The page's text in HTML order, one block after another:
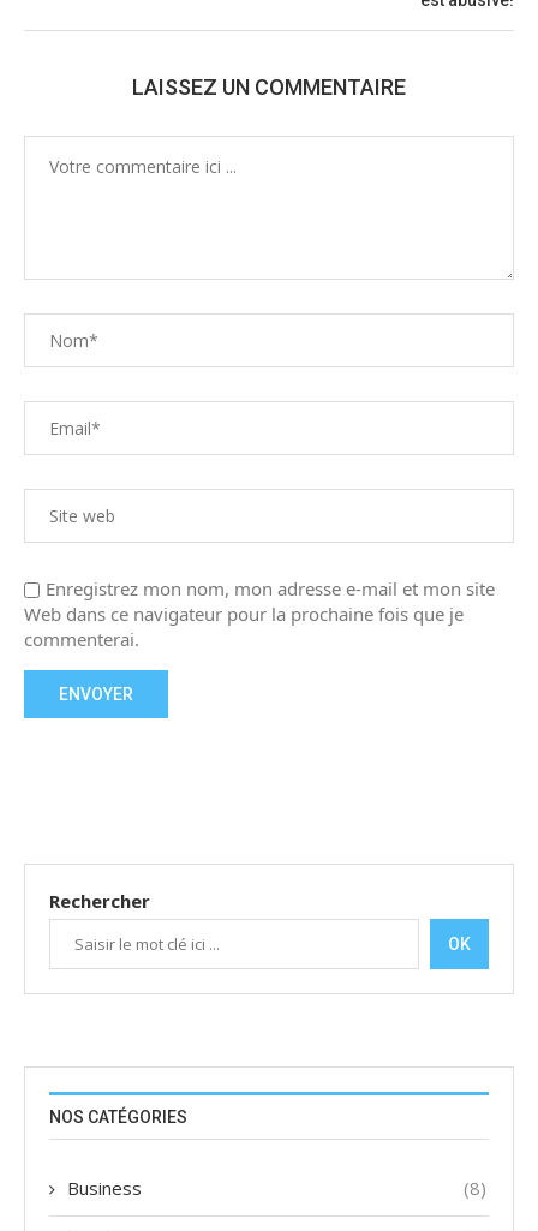
LAISSEZ UN COMMENTAIRE
Enregistrez mon nom, mon adresse e-mail et mon site
Web dans ce navigateur pour la prochaine fois que je
commenterai.
Rechercher
OK
NOS CATÉGORIES
Business (8)